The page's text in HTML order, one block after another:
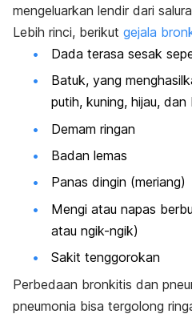
mengeluarkan lendir dari
Lebih rinci, berikut gejala
Dada terasa sesak
Batuk, yang
putih, kuning, hijau,
Demam ringan
Badan lemas
Panas dingin (meriang)
Mengi atau napas
atau ngik-ngik)
Sakit tenggorokan
Perbedaan bronkitis dan
pneumonia bisa tergolong